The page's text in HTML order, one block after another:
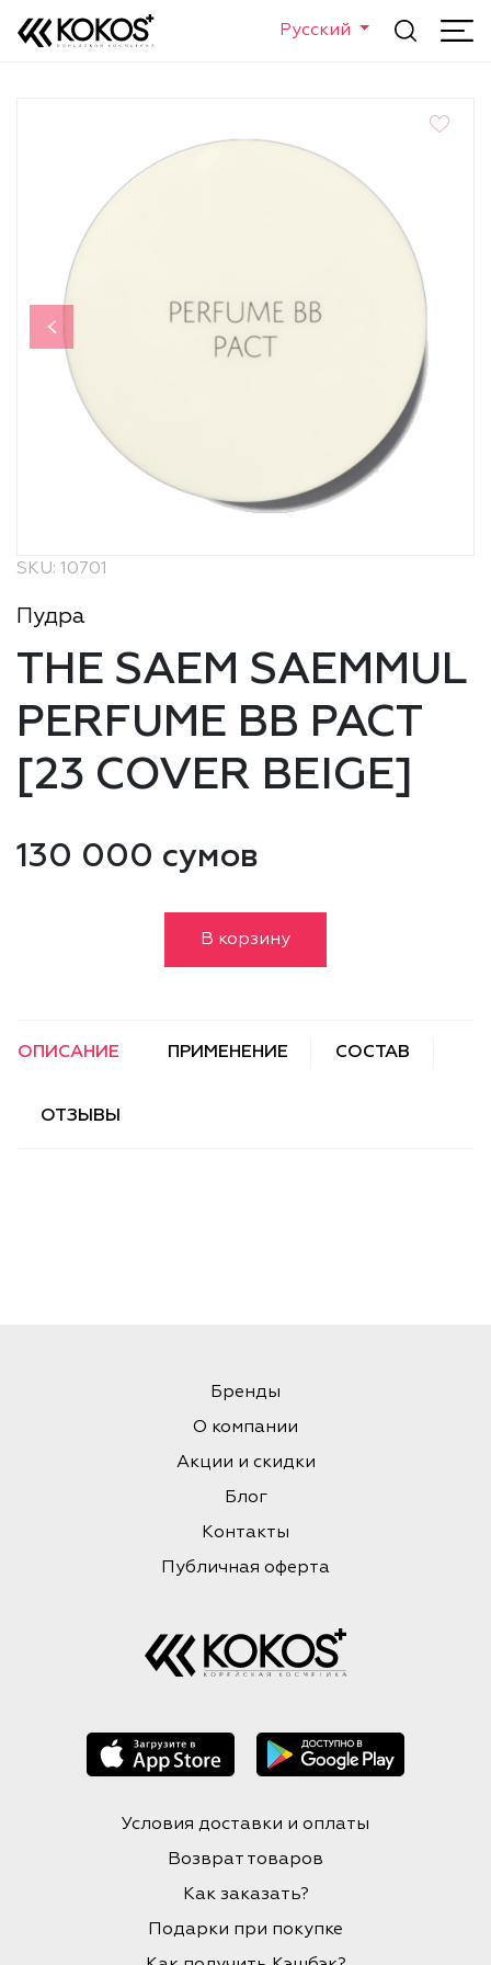
Русский
SKU: 10701
Пудра
THE SAEM SAEMMUL
PERFUME BB PACT
[23 COVER BEIGE]
130 000 сумов
В корзину
ОПИСАНИЕ ПРИМЕНЕНИЕ СОСТАВ
ОТЗЫВЫ
Бренды
О компании
Акции и скидки
Блог
Контакты
Публичная оферта
Условия доставки и оплаты
Возврат товаров
Как заказать?
Подарки при покупке